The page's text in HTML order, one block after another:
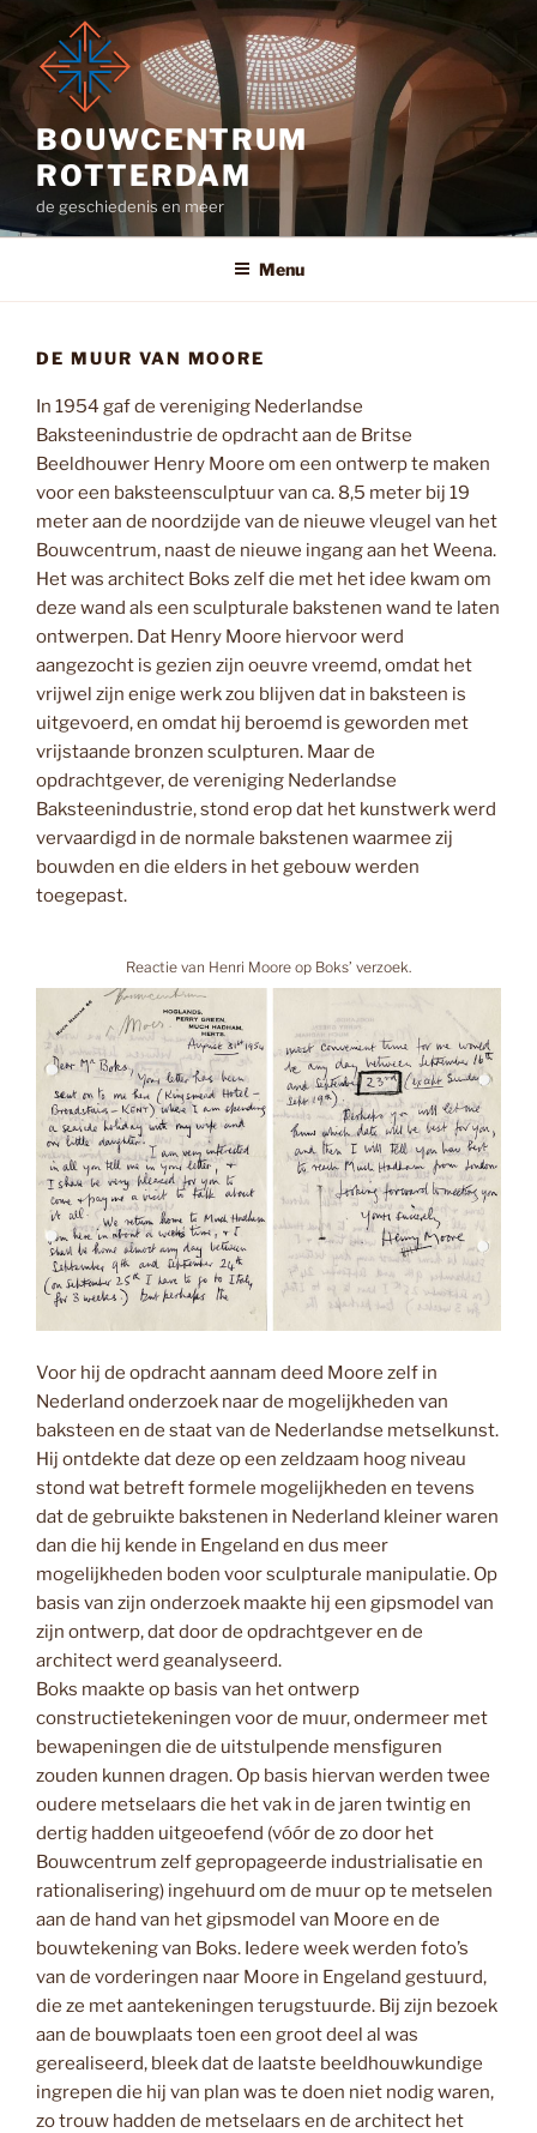
naar
de
inhoud
BOUWCENTRUM
ROTTERDAM
de geschiedenis en meer
Menu
DE MUUR VAN MOORE
In 1954 gaf de vereniging Nederlandse
Baksteenindustrie de opdracht aan de Britse
Beeldhouwer Henry Moore om een ontwerp te maken
voor een baksteensculptuur van ca. 8,5 meter bij 19
meter aan de noordzijde van de nieuwe vleugel van het
Bouwcentrum, naast de nieuwe ingang aan het Weena.
Het was architect Boks zelf die met het idee kwam om
deze wand als een sculpturale bakstenen wand te laten
ontwerpen. Dat Henry Moore hiervoor werd
aangezocht is gezien zijn oeuvre vreemd, omdat het
vrijwel zijn enige werk zou blijven dat in baksteen is
uitgevoerd, en omdat hij beroemd is geworden met
vrijstaande bronzen sculpturen. Maar de
opdrachtgever, de vereniging Nederlandse
Baksteenindustrie, stond erop dat het kunstwerk werd
vervaardigd in de normale bakstenen waarmee zij
bouwden en die elders in het gebouw werden
toegepast.
Reactie van Henri Moore op Boks’ verzoek.
Voor hij de opdracht aannam deed Moore zelf in
Nederland onderzoek naar de mogelijkheden van
baksteen en de staat van de Nederlandse metselkunst.
Hij ontdekte dat deze op een zeldzaam hoog niveau
stond wat betreft formele mogelijkheden en tevens
dat de gebruikte bakstenen in Nederland kleiner waren
dan die hij kende in Engeland en dus meer
mogelijkheden boden voor sculpturale manipulatie. Op
basis van zijn onderzoek maakte hij een gipsmodel van
zijn ontwerp, dat door de opdrachtgever en de
architect werd geanalyseerd.
Boks maakte op basis van het ontwerp
constructietekeningen voor de muur, ondermeer met
bewapeningen die de uitstulpende mensfiguren
zouden kunnen dragen. Op basis hiervan werden twee
oudere metselaars die het vak in de jaren twintig en
dertig hadden uitgeoefend (vóór de zo door het
Bouwcentrum zelf gepropageerde industrialisatie en
rationalisering) ingehuurd om de muur op te metselen
aan de hand van het gipsmodel van Moore en de
bouwtekening van Boks. Iedere week werden foto’s
van de vorderingen naar Moore in Engeland gestuurd,
die ze met aantekeningen terugstuurde. Bij zijn bezoek
aan de bouwplaats toen een groot deel al was
gerealiseerd, bleek dat de laatste beeldhouwkundige
ingrepen die hij van plan was te doen niet nodig waren,
zo trouw hadden de metselaars en de architect het